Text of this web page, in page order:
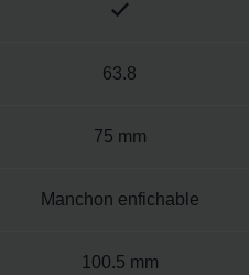
63.8
75 mm
Manchon enfichable
100.5 mm